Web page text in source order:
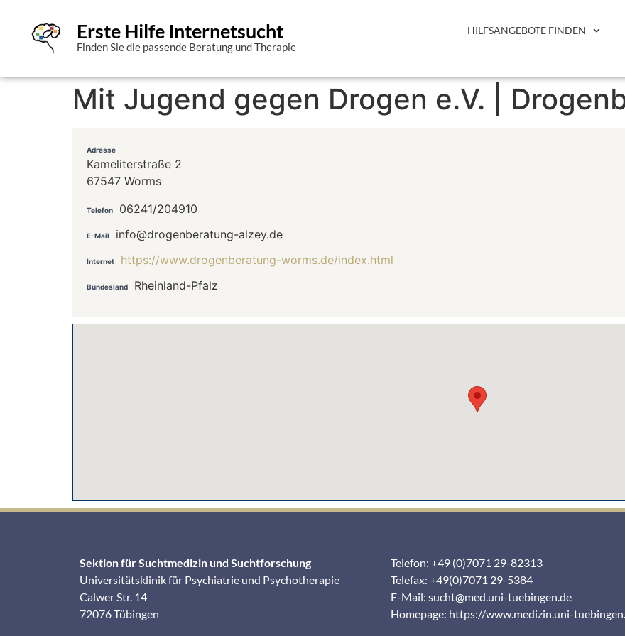
Erste Hilfe Internetsucht
Finden Sie die passende Beratung und Therapie
HILFSANGEBOTE FINDEN
Mit Jugend gegen Drogen e.V. |
Adresse
Kameliterstraße 2
67547 Worms
Telefon 06241/204910
E-Mail info@drogenberatung-alzey.de
Internet https://www.drogenberatung-worms.de/index.html
Bundesland Rheinland-Pfalz
Sektion für Suchtmedizin und Suchtforschung
Universitätsklinik für Psychiatrie und Psychotherapie
Calwer Str. 14
72076 Tübingen
Telefon: +49 (0)7071 29-82313
Telefax: +49(0)7071 29-5384
E-Mail: sucht@med.uni-tuebingen.de
Homepage: https://www.medizin.uni-